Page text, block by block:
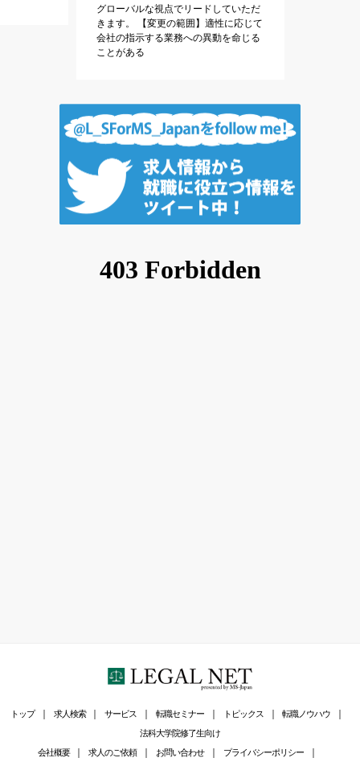
グローバルな視点でリードしていただ
きます。 【変更の範囲】適性に応じて
会社の指示する業務への異動を命じる
ことがある
トップ 求人検索 サービス 転職セミナー トピックス
転職ノウハウ
法科大学院修了生向け
会社概要
求人のご依頼 お問い合わせ
プライバシーポリシー